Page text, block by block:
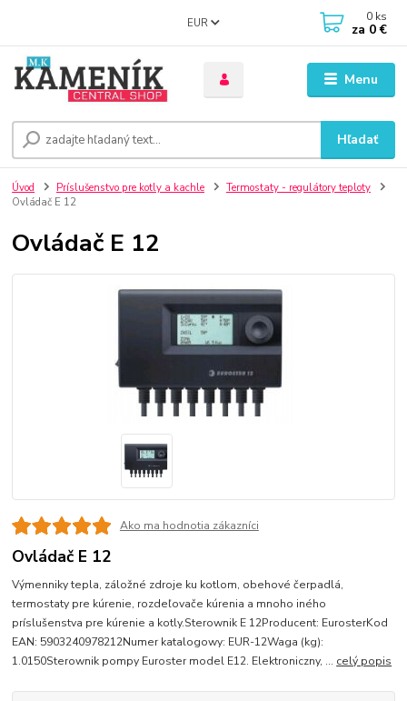
Menu
EUR
Hľadať
0 ks
za 0 €
Úvod Príslušenstvo pre kotly a kachle
Termostaty - regulátory teploty
Ovládač E 12
Ovládač E 12
Ako ma hodnotia zákazníci
Ovládač E 12
Výmenniky tepla, záložné zdroje ku kotlom, obehové čerpadlá,
termostaty pre kúrenie, rozdeľovače kúrenia a mnoho iného
príslušenstva pre kúrenie a kotly.Sterownik E 12Producent: EurosterKod
EAN: 5903240978212Numer katalogowy: EUR-12Waga (kg):
1.0150Sterownik pompy Euroster model E12. Elektroniczny, ... celý popis